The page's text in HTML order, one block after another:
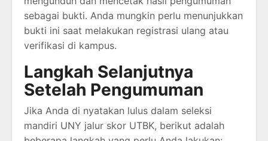
sebagai bukti. Anda mungkin perlu menunjukkan
bukti ini saat melakukan registrasi ulang atau
verifikasi di kampus.
Langkah Selanjutnya
Setelah Pengumuman
Jika Anda di nyatakan lulus dalam seleksi
mandiri UNY jalur skor UTBK, berikut adalah